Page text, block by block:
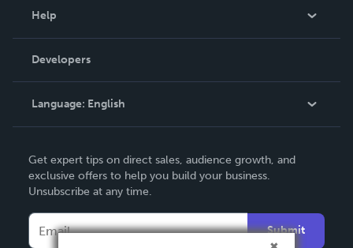
Podcast
Help
Order Lookup
Knowledge Base
Contact Support
Developers
Language: English
Deutsch
Français
Get expert tips on direct sales, audience growth, and
exclusive offers to help you build your business.
Unsubscribe at any time.
Submit